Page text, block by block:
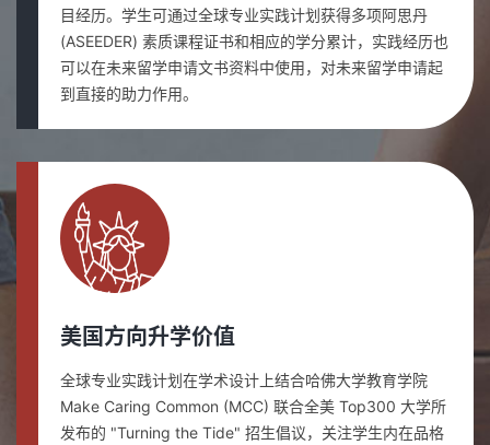
目经历。学生可通过全球专业实践计划获得多项阿思丹
(ASEEDER) 素质课程证书和相应的学分累计，实践经历也
可以在未来留学申请文书资料中使用，对未来留学申请起
到直接的助力作用。
美国方向升学价值
全球专业实践计划在学术设计上结合哈佛大学教育学院
Make Caring Common (MCC) 联合全美 Top300 大学所
发布的 "Turning the Tide" 招生倡议，关注学生内在品格